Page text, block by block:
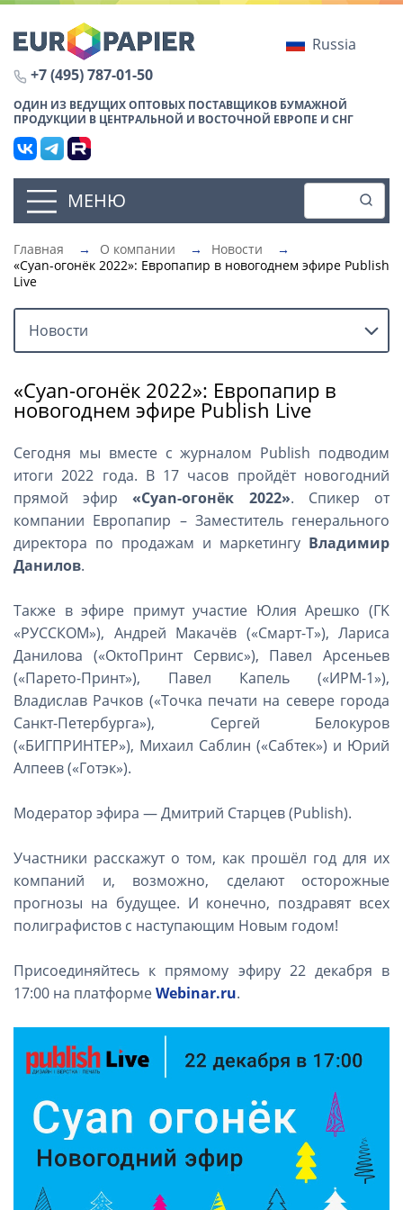
Russia
+7 (495) 787-01-50
ОДИН ИЗ ВЕДУЩИХ ОПТОВЫХ ПОСТАВЩИКОВ БУМАЖНОЙ
ПРОДУКЦИИ В ЦЕНТРАЛЬНОЙ И ВОСТОЧНОЙ ЕВРОПЕ И СНГ
МЕНЮ
Главная → О компании → Новости
→
«Cyan-огонёк 2022»: Европапир в новогоднем эфире Publish
Live
Новости
«Cyan-огонёк 2022»: Европапир в
новогоднем эфире Publish Live
Сегодня мы вместе с журналом Publish подводим
итоги 2022 года. В 17 часов пройдёт новогодний
прямой эфир«Cyan-огонёк 2022». Спикер от
компании Европапир – Заместитель генерального
директора по продажам и маркетингу Владимир
Данилов.
Также в эфире примут участие Юлия Арешко (ГK
«РУССКОМ»), Андрей Макачёв («Смарт-Т»), Лариса
Данилова («ОктоПринт Сервис»), Павел Арсеньев
(«Парето-Принт»), Павел Капель («ИРМ-1»),
Владислав Рачков («Точка печати на севере города
Санкт-Петербурга»), Сергей Белокуров
(«БИГПРИНТЕР»), Михаил Саблин («Сабтек») и Юрий
Алпеев («Готэк»).
Модератор эфира — Дмитрий Старцев (Publish).
Участники расскажут о том, как прошёл год для их
компаний и, возможно, сделают осторожные
прогнозы на будущее. И конечно, поздравят всех
полиграфистов с наступающим Новым годом!
Присоединяйтесь к прямому эфиру 22 декабря в
17:00 на платформеWebinar.ru.